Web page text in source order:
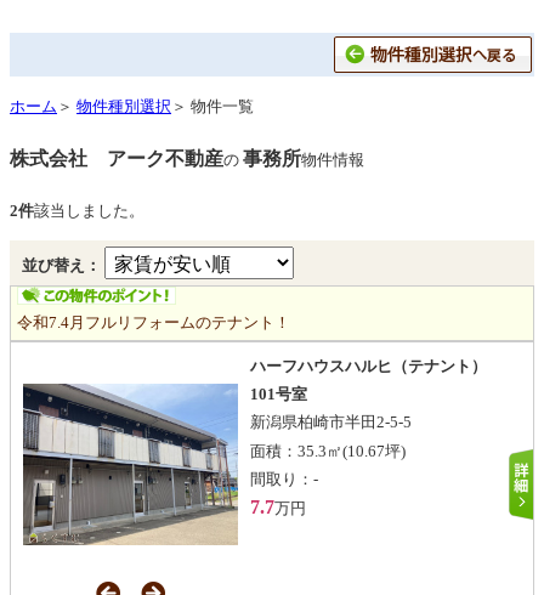
ホーム ＞ 物件種別選択 ＞ 物件一覧
株式会社 アーク不動産の 事務所物件情報
2件該当しました。
並び替え：
令和7.4月フルリフォームのテナント！
ハーフハウスハルヒ（テナント）
101号室
新潟県柏崎市半田2-5-5
面積： 35.3㎡(10.67坪)
間取り： -
7.7万円